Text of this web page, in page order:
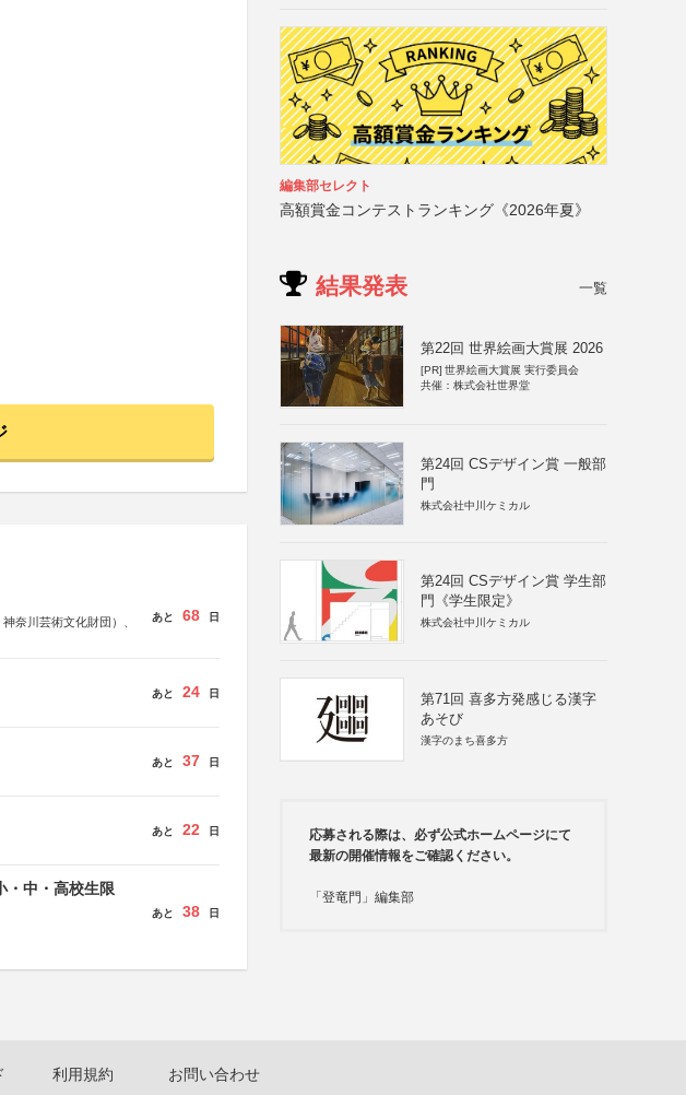
奈川芸術文化財団）、
あと 68 日
あと 24 日
あと 37 日
あと 22 日
・中・高校生限
あと 38 日
編集部セレクト
高額賞金コンテストランキング《2026年夏》
結果発表 一覧
第22回 世界絵画大賞展 2026
[PR] 世界絵画大賞展 実行委員会
共催：株式会社世界堂
第24回 CSデザイン賞 一般部
門
株式会社中川ケミカル
第24回 CSデザイン賞 学生部
門《学生限定》
株式会社中川ケミカル
第71回 喜多方発感じる漢字
あそび
漢字のまち喜多方
応募される際は、必ず公式ホームページにて
最新の開催情報をご確認ください。
「登竜門」編集部
利用規約 お問い合わせ